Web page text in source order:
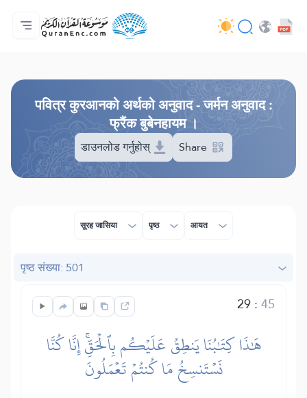
मुख्य
अनुवादहरूको सूची
Audio
विकासकर्ताहरूका सेवाहरू - API
परियोजना बारे
हामीलाई सम्पर्क गर्नुहोस्
भाषा
पवित्र कुरआनको अर्थको अनुवाद - जर्मन अनुवाद :
फ्रैंक बुबेनहायम ।
डाउनलोड गर्नुहोस् Share
सूरह जासिया पृष्ठ आयत
पृष्ठ संख्या: 501
29:45
هَٰذَا كِتَٰبُنَا يَنطِقُ عَلَيۡكُم بِٱلۡحَقِّۚ إِنَّا كُنَّا
نَسۡتَنسِخُ مَا كُنتُمۡ تَعۡمَلُونَ